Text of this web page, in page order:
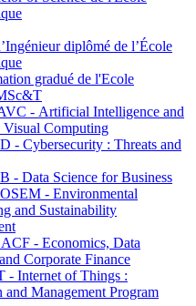
diplômé de l’École
gradué de l'Ecole
- Artificial Intelligence and
Visual Computing
- Cybersecurity : Threats and
- Data Science for Business
- Environmental
and Sustainability
- Economics, Data
Corporate Finance
- Internet of Things :
and Management Program